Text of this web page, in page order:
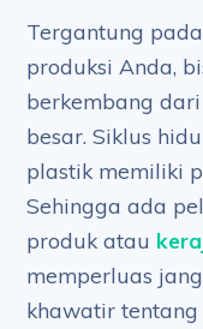
Tergantung
produksi Anda,
berkembang
besar. Siklus
plastik memiliki
Sehingga ada
produk atau
memperluas
khawatir